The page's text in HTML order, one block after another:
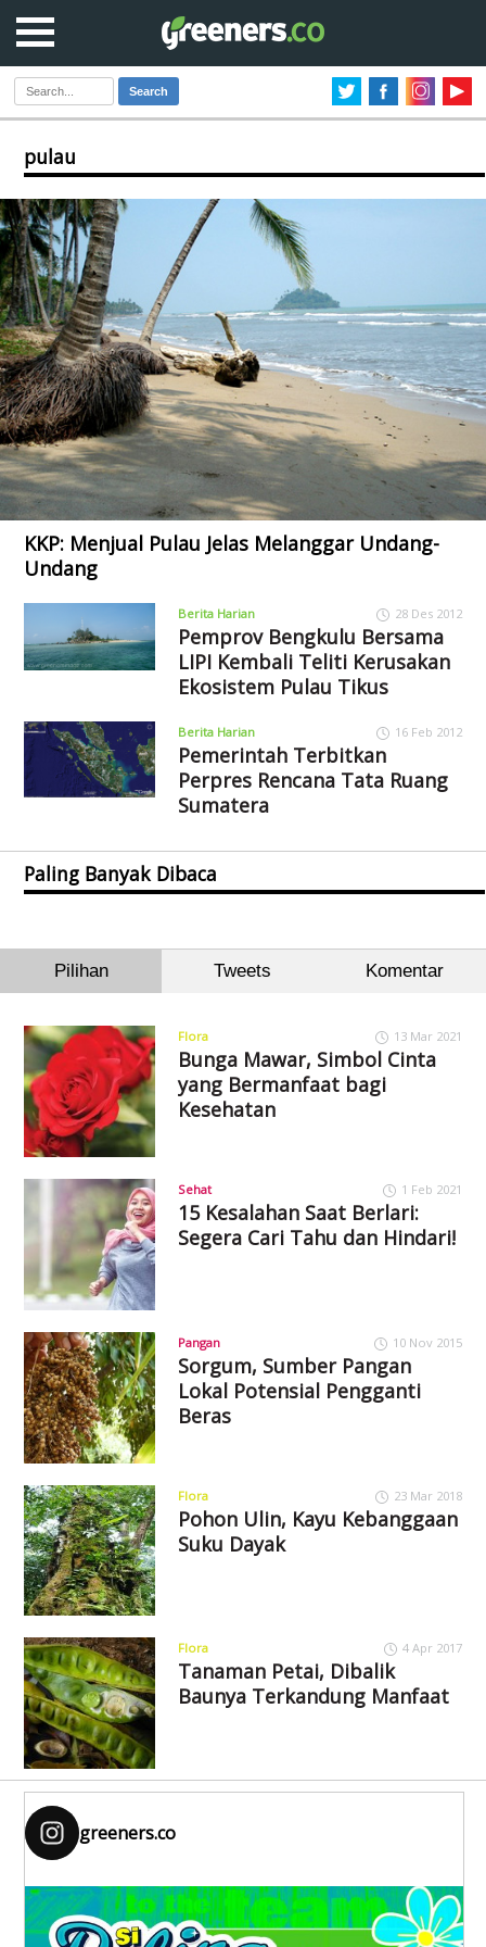
Search
pulau
KKP: Menjual Pulau Jelas Melanggar Undang-
Undang
Berita Harian 28 Des 2012
Pemprov Bengkulu Bersama
LIPI Kembali Teliti Kerusakan
Ekosistem Pulau Tikus
Berita Harian 16 Feb 2012
Pemerintah Terbitkan
Perpres Rencana Tata Ruang
Sumatera
Paling Banyak Dibaca
Pilihan Tweets Komentar
Flora 13 Mar 2021
Bunga Mawar, Simbol Cinta
yang Bermanfaat bagi
Kesehatan
Sehat 1 Feb 2021
15 Kesalahan Saat Berlari:
Segera Cari Tahu dan Hindari!
Pangan 10 Nov 2015
Sorgum, Sumber Pangan
Lokal Potensial Pengganti
Beras
Flora 23 Mar 2018
Pohon Ulin, Kayu Kebanggaan
Suku Dayak
Flora 4 Apr 2017
Tanaman Petai, Dibalik
Baunya Terkandung Manfaat
greeners.co